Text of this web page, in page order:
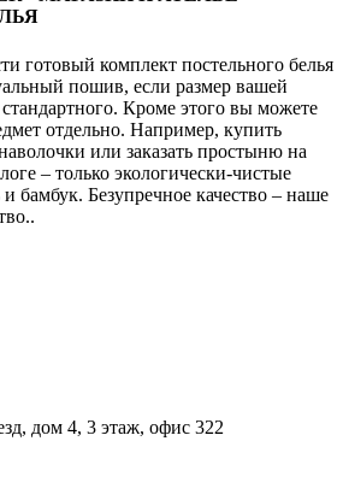
готовый комплект постельного белья
пошив, если размер вашей
стандартного. Кроме этого вы можете
отдельно. Например, купить
или заказать простыню на
– только экологически-чистые
бамбук. Безупречное качество – наше
дом 4, 3 этаж, офис 322